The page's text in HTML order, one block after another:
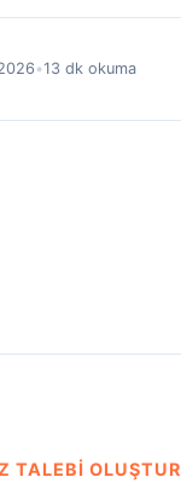
•13 dk okuma
TALEBI OLUŞTUR